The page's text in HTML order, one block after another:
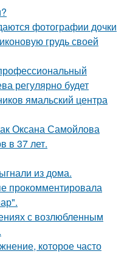
фотографии дочки
грудь своей
регулярно будет
ямальский центра
Оксана Самойлова
в 37 лет.
из дома.
прокомментировала
с возлюбленным
которое часто